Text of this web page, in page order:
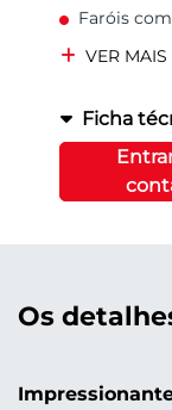
Faróis
VER MAIS
Ficha
Os